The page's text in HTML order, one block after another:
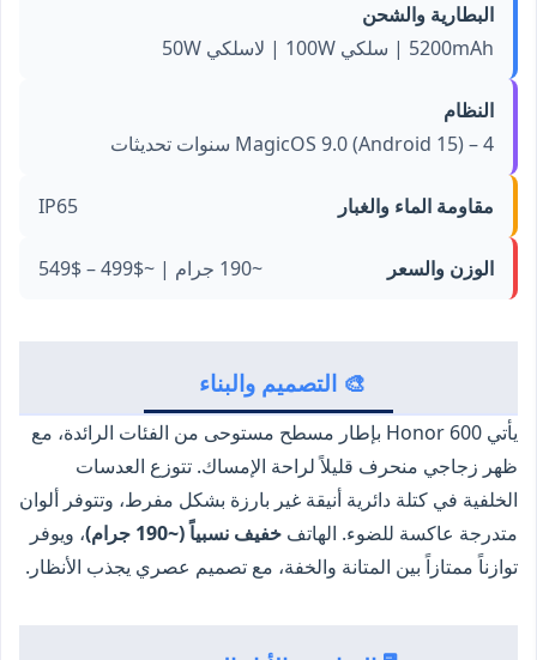
البطارية والشحن
5200mAh | سلكي 100W | لاسلكي 50W
النظام
MagicOS 9.0 (Android 15) – 4 سنوات تحديثات
مقاومة الماء والغبار IP65
الوزن والسعر ~190 جرام | ~$499 – $549
🎨 التصميم والبناء
يأتي Honor 600 بإطار مسطح مستوحى من الفئات الرائدة، مع
ظهر زجاجي منحرف قليلاً لراحة الإمساك. تتوزع العدسات
الخلفية في كتلة دائرية أنيقة غير بارزة بشكل مفرط، وتتوفر ألوان
متدرجة عاكسة للضوء. الهاتف خفيف نسبياً (~190 جرام)
، ويوفر
توازناً ممتازاً بين المتانة والخفة، مع تصميم عصري يجذب الأنظار.